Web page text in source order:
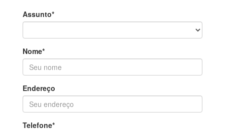
Assunto*
Nome*
Endereço
Telefone*